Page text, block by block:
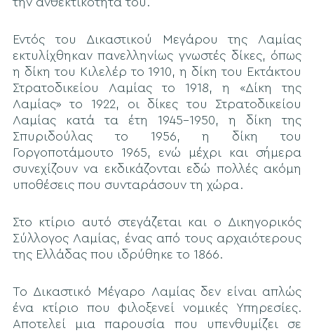
Εντός του Δικαστικού Μεγάρου της Λαμίας
εκτυλίχθηκαν πανελληνίως γνωστές δίκες, όπως
η δίκη του Κιλελέρ το 1910, η δίκη του Εκτάκτου
Στρατοδικείου Λαμίας το 1918, η «Δίκη της
Λαμίας» το 1922, οι δίκες του Στρατοδικείου
Λαμίας κατά τα έτη 1945-1950, η δίκη της
Σπυριδούλας το 1956, η δίκη του
Γοργοποτάμουτο 1965, ενώ μέχρι και σήμερα
συνεχίζουν να εκδικάζονται εδώ πολλές ακόμη
υποθέσεις που συνταράσουν τη χώρα.
Στο κτίριο αυτό στεγάζεται και ο Δικηγορικός
Σύλλογος Λαμίας, ένας από τους αρχαιότερους
της Ελλάδας που ιδρύθηκε το 1866.
Το Δικαστικό Μέγαρο Λαμίας δεν είναι απλώς
ένα κτίριο που φιλοξενεί νομικές Υπηρεσίες.
Αποτελεί μια παρουσία που υπενθυμίζει σε